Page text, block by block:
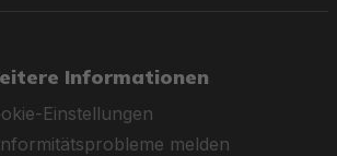
Informationen
Einstellungen
melden